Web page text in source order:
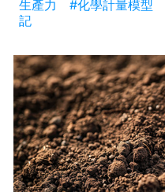
生產力 #化學計量模型
記